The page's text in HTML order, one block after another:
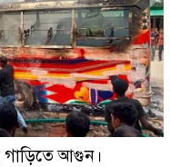
গাড়িতে আগুন।